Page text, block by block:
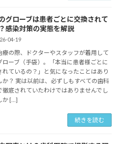
グローブは患者ごとに交換されて
感染対策の実態を解説
04-19
療の際、ドクターやスタッフが着用して
ローブ（手袋）。「本当に患者様ごとに
れているの？」と気になったことはあり
か？ 実は以前は、必ずしもすべての歯科
徹底されていたわけではありませんでし
か […]
続きを読む